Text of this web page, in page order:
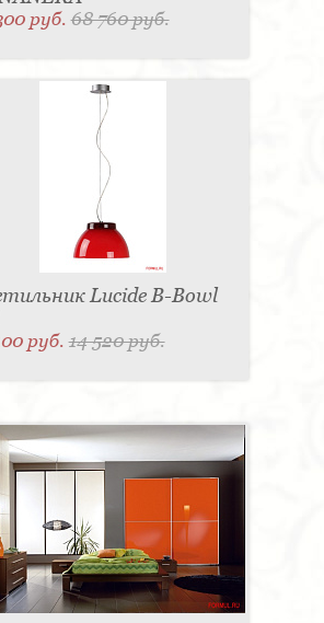
руб.68 760 руб.
Lucide B-Bowl
руб.14 520 руб.